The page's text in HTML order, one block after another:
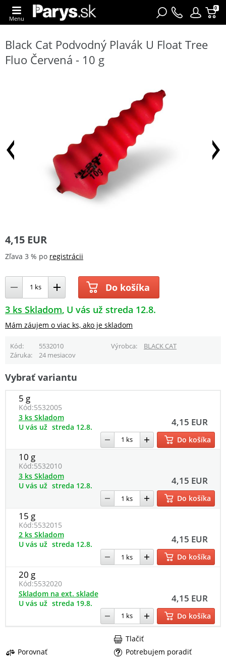
0
Menu
Black Cat Podvodný Plavák U Float Tree
Fluo Červená - 10 g
4,15 EUR
Zľava 3 % po registrácii
Do košíka
3 ks Skladom U vás už streda 12.8.
Mám záujem o viac ks, ako je skladom
Kód 5532010 Výrobca
BLACK CAT
Záruka
24 mesiacov
Vybrať variantu
5 g
Kód:5532005
4,15 EUR
3 ks Skladom
U vás už streda 12.8.
Do košíka
10 g
Kód:5532010
4,15 EUR
3 ks Skladom
U vás už streda 12.8.
Do košíka
15 g
Kód:5532015
4,15 EUR
2 ks Skladom
U vás už streda 12.8.
Do košíka
20 g
Kód:5532020
4,15 EUR
Skladom na ext. sklade
U vás už streda 19.8.
Do košíka
Porovnať
Potrebujem poradiť
Tlačiť